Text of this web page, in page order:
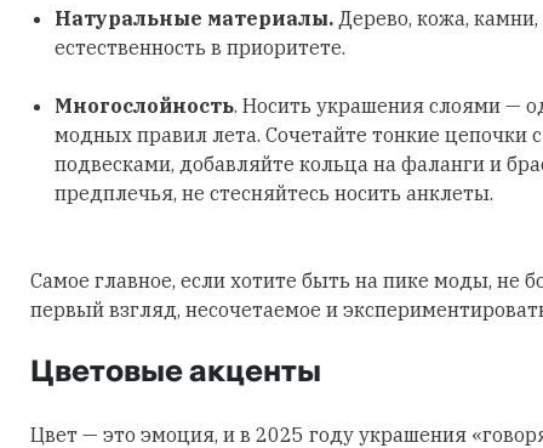
Натуральные материалы. Дерево, кожа,
естественность в приоритете.
Многослойность. Носить украшения слоями —
модных правил лета. Сочетайте тонкие цепочки
подвесками, добавляйте кольца на фаланги и
предплечья, не стесняйтесь носить анклеты.
Самое главное, если хотите быть на пике моды, не
первый взгляд, несочетаемое и
Цветовые акценты
Цвет — это эмоция, и в 2025 году украшения